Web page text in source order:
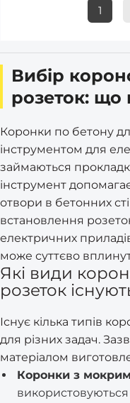
1
Вибір
розеток: що
Коронки по бетону
інструментом для
займаються
інструмент
отвори в бетонних
встановлення
електричних
може суттєво
Які види
розеток
Існує кілька типів
для різних задач.
матеріалом
Коронки з
використовуються